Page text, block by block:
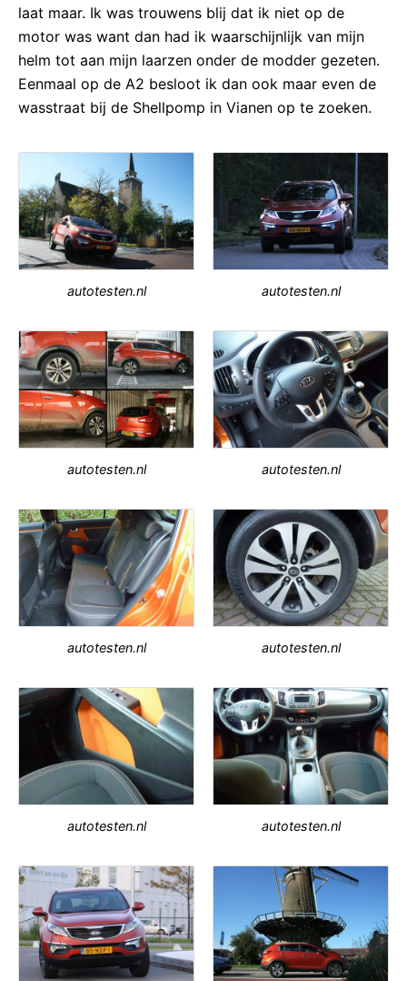
laat maar. Ik was trouwens blij dat ik niet op de
motor was want dan had ik waarschijnlijk van mijn
helm tot aan mijn laarzen onder de modder gezeten.
Eenmaal op de A2 besloot ik dan ook maar even de
wasstraat bij de Shellpomp in Vianen op te zoeken.
autotesten.nl autotesten.nl
autotesten.nl autotesten.nl
autotesten.nl autotesten.nl
autotesten.nl autotesten.nl